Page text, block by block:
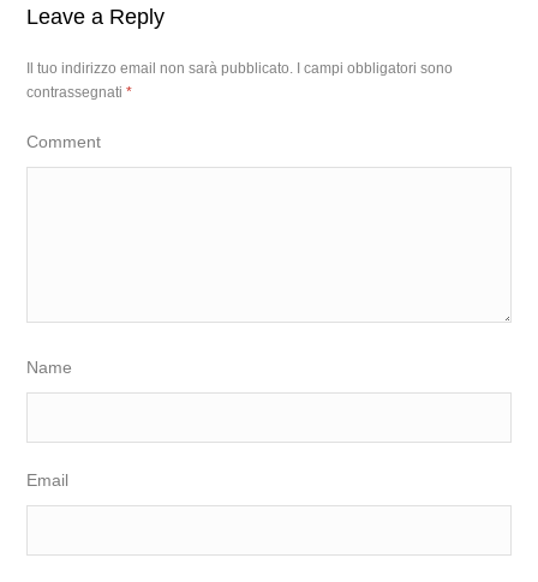
Leave a Reply
Il tuo indirizzo email non sarà pubblicato.
I campi obbligatori sono
contrassegnati*
Comment
Name
Email